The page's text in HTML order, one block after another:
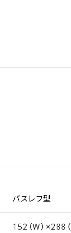
バスレフ型
152（W）×288